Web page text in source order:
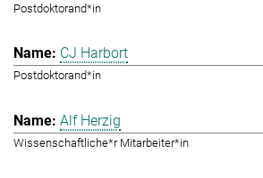
Postdoktorand*in
CJ Harbort
Postdoktorand*in
Alf Herzig
Wissenschaftliche*r Mitarbeiter*in